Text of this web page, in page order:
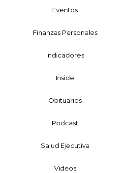
Eventos
Finanzas Personales
Indicadores
Inside
Obituarios
Podcast
Salud Ejecutiva
Videos